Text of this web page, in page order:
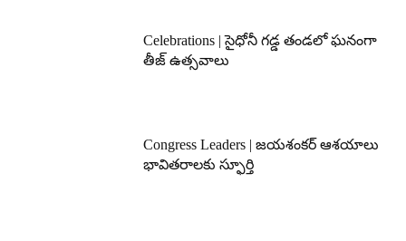
Celebrations | సైధోనీ గడ్డ తండలో ఘనంగా
తీజ్ ఉత్సవాలు
Congress Leaders | జయశంకర్ ఆశయాలు
భావితరాలకు స్ఫూర్తి